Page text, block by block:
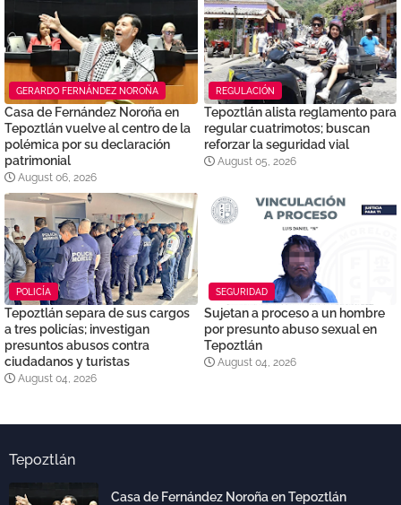
GERARDO FERNÁNDEZ NOROÑA
Casa de Fernández Noroña en
Tepoztlán vuelve al centro de la
polémica por su declaración
patrimonial
August 06, 2026
REGULACIÓN
Tepoztlán alista reglamento para
regular cuatrimotos; buscan
reforzar la seguridad vial
August 05, 2026
POLICÍA
Tepoztlán separa de sus cargos
a tres policías; investigan
presuntos abusos contra
ciudadanos y turistas
August 04, 2026
SEGURIDAD
Sujetan a proceso a un hombre
por presunto abuso sexual en
Tepoztlán
August 04, 2026
Tepoztlán
Casa de Fernández Noroña en Tepoztlán